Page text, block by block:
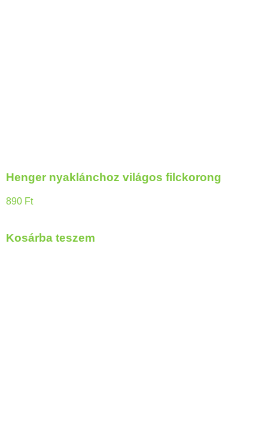
Henger nyaklánchoz világos filckorong
890 Ft
Kosárba teszem